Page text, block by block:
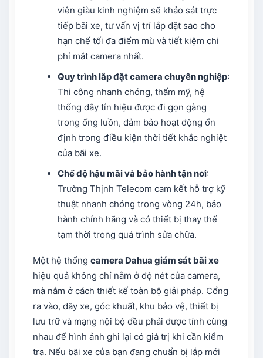
viên giàu kinh nghiệm sẽ khảo sát trực
tiếp bãi xe, tư vấn vị trí lắp đặt sao cho
hạn chế tối đa điểm mù và tiết kiệm chi
phí mắt camera nhất.
Quy trình lắp đặt camera chuyên nghiệp:
Thi công nhanh chóng, thẩm mỹ, hệ
thống dây tín hiệu được đi gọn gàng
trong ống luồn, đảm bảo hoạt động ổn
định trong điều kiện thời tiết khắc nghiệt
của bãi xe.
Chế độ hậu mãi và bảo hành tận nơi:
Trường Thịnh Telecom cam kết hỗ trợ kỹ
thuật nhanh chóng trong vòng 24h, bảo
hành chính hãng và có thiết bị thay thế
tạm thời trong quá trình sửa chữa.
Một hệ thống camera Dahua giám sát bãi xe
hiệu quả không chỉ nằm ở độ nét của camera,
mà nằm ở cách thiết kế toàn bộ giải pháp. Cổng
ra vào, dãy xe, góc khuất, khu bảo vệ, thiết bị
lưu trữ và mạng nội bộ đều phải được tính cùng
nhau để hình ảnh ghi lại có giá trị khi cần kiểm
tra. Nếu bãi xe của bạn đang chuẩn bị lắp mới